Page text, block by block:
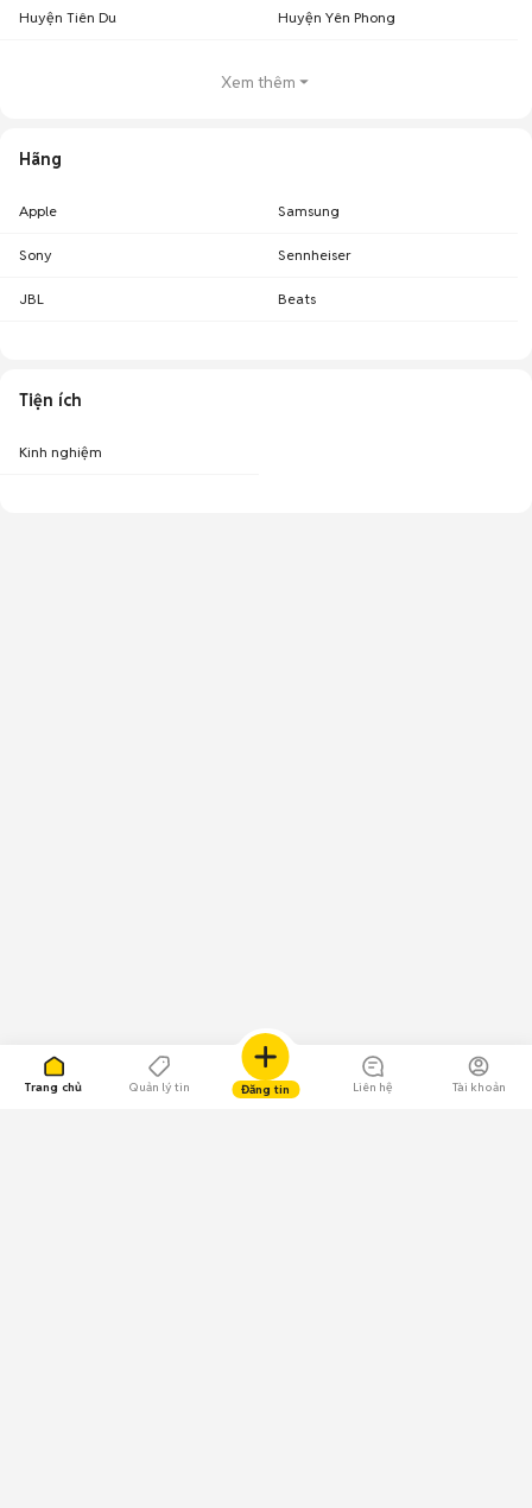
Trang chủ Quản lý tin Đăng tin Liên hệ Tài khoản
Huyện Tiên Du Huyện Yên Phong
Xem thêm
Hãng
Apple Samsung
Sony Sennheiser
JBL Beats
Tiện ích
Kinh nghiệm